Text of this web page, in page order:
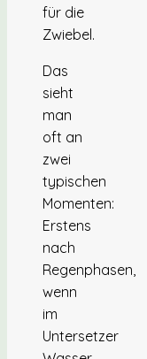
für die
Zwiebel.
Das
sieht
man
oft an
zwei
typischen
Momenten:
Erstens
nach
Regenphasen,
wenn
im
Untersetzer